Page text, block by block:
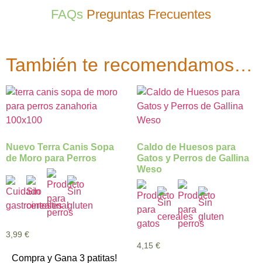
FAQs Preguntas Frecuentes
También te recomendamos…
Nuevo Terra Canis Sopa
de Moro para Perros
3,99 €
Compra y Gana 3 patitas!
Caldo de Huesos para
Gatos y Perros de Gallina
Weso
4,15 €